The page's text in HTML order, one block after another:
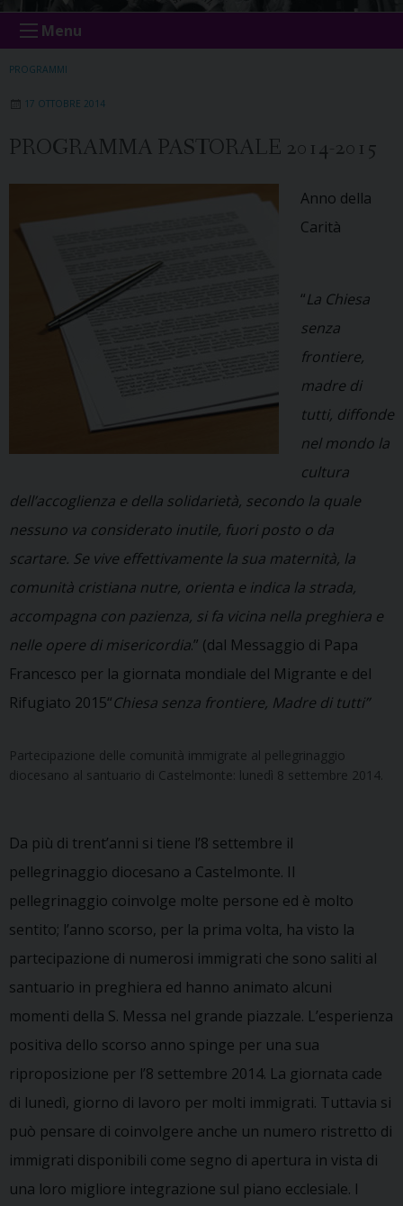
Menu
PROGRAMMI
17 OTTOBRE 2014
PROGRAMMA PASTORALE 2014-2015
Anno della
Carità
“La Chiesa
senza
frontiere,
madre di
tutti, diffonde
nel mondo la
cultura
dell’accoglienza e della solidarietà, secondo la quale
nessuno va considerato inutile, fuori posto o da
scartare. Se vive effettivamente la sua maternità, la
comunità cristiana nutre, orienta e indica la strada,
accompagna con pazienza, si fa vicina nella preghiera e
nelle opere di misericordia.” (dal Messaggio di Papa
Francesco per la giornata mondiale del Migrante e del
Rifugiato 2015“Chiesa senza frontiere, Madre di tutti”
Partecipazione delle comunità immigrate al pellegrinaggio
diocesano al santuario di Castelmonte: lunedì 8 settembre 2014.
Da più di trent’anni si tiene l’8 settembre il
pellegrinaggio diocesano a Castelmonte. Il
pellegrinaggio coinvolge molte persone ed è molto
sentito; l’anno scorso, per la prima volta, ha visto la
partecipazione di numerosi immigrati che sono saliti al
santuario in preghiera ed hanno animato alcuni
momenti della S. Messa nel grande piazzale. L’esperienza
positiva dello scorso anno spinge per una sua
riproposizione per l’8 settembre 2014. La giornata cade
di lunedì, giorno di lavoro per molti immigrati. Tuttavia si
può pensare di coinvolgere anche un numero ristretto di
immigrati disponibili come segno di apertura in vista di
una loro migliore integrazione sul piano ecclesiale. I